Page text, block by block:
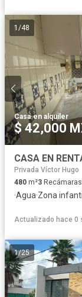
1 /48
Casa·en alquiler
$ 42,000
Privada Víctor Hugo
480 m²3 Recámaras
·Agua·Zona infantil
Actualizado hace 0
1/25